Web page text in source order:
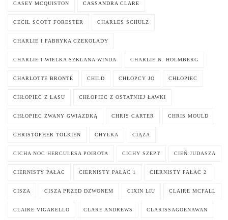
CASEY MCQUISTON CASSANDRA CLARE
CECIL SCOTT FORESTER CHARLES SCHULZ
CHARLIE I FABRYKA CZEKOLADY
CHARLIE I WIELKA SZKLANA WINDA CHARLIE N. HOLMBERG
CHARLOTTE BRONTË CHILD CHŁOPCY JO CHŁOPIEC
CHŁOPIEC Z LASU CHŁOPIEC Z OSTATNIEJ ŁAWKI
CHŁOPIEC ZWANY GWIAZDKĄ CHRIS CARTER CHRIS MOULD
CHRISTOPHER TOLKIEN CHYŁKA CIĄŻA
CICHA NOC HERCULESA POIROTA CICHY SZEPT CIEŃ JUDASZA
CIERNISTY PAŁAC CIERNISTY PAŁAC 1 CIERNISTY PAŁAC 2
CISZA CISZA PRZED DZWONEM CIXIN LIU CLAIRE MCFALL
CLAIRE VIGARELLO CLARE ANDREWS CLARISSAGOENAWAN